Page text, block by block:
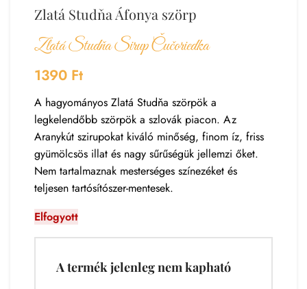
Zlatá Studňa Áfonya szörp
Zlatá Studňa Sirup Čučoriedka
1390 Ft
A hagyományos Zlatá Studňa szörpök a
legkelendőbb szörpök a szlovák piacon. Az
Aranykút szirupokat kiváló minőség, finom íz, friss
gyümölcsös illat és nagy sűrűségük jellemzi őket.
Nem tartalmaznak mesterséges színezéket és
teljesen tartósítószer-mentesek.
Elfogyott
A termék jelenleg nem kapható